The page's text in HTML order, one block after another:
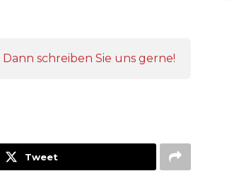
Dann schreiben Sie uns gerne!
Tweet